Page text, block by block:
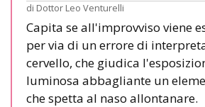
di Dottor Leo Venturelli
Capita se all'improvviso viene
per via di un errore di
cervello, che giudica
luminosa abbagliante un
che spetta al naso allontanare.